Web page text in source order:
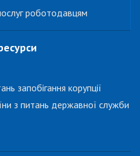
роботодавцям
запобігання корупції
з питань державної служби